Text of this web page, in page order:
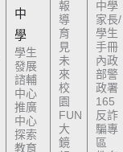
中
學
學生
發展
諮輔
中心
推廣
中心
探索
教育
報
導
育
見
未
來
校
園
FUN
大
鏡
中學
家長/
學生
手冊
內政
部警
政署
165
反詐
騙專
區